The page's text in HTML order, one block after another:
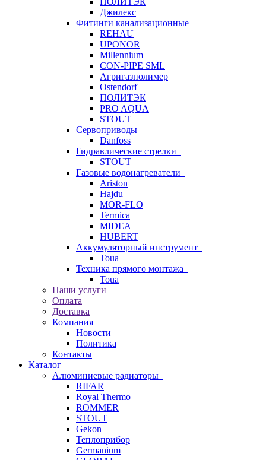
Джилекс
Фитинги канализационные
REHAU
UPONOR
Millennium
CON-PIPE SML
Агригазполимер
Ostendorf
ПОЛИТЭК
PRO AQUA
STOUT
Сервоприводы
Danfoss
Гидравлические стрелки
STOUT
Газовые водонагреватели
Ariston
Hajdu
MOR-FLO
Termica
MIDEA
HUBERT
Аккумуляторный инструмент
Toua
Техника прямого монтажа
Toua
Наши услуги
Оплата
Доставка
Компания
Новости
Политика
Контакты
Каталог
Алюминиевые радиаторы
RIFAR
Royal Thermo
ROMMER
STOUT
Gekon
Теплоприбор
Germanium